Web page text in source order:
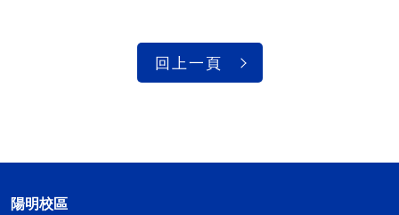
回上一頁
陽明校區